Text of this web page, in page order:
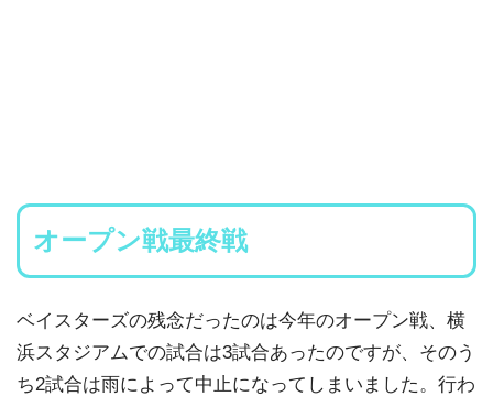
オープン戦最終戦
ベイスターズの残念だったのは今年のオープン戦、横
浜スタジアムでの試合は3試合あったのですが、そのう
ち2試合は雨によって中止になってしまいました。行わ